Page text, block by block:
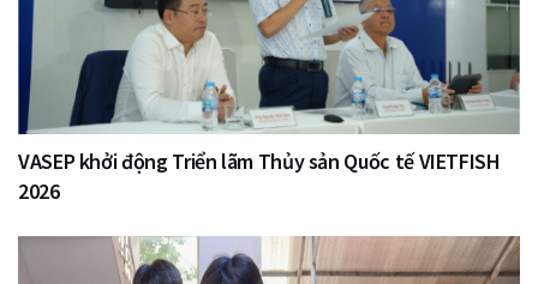
VASEP khởi động Triển lãm Thủy sản Quốc tế VIETFISH
2026